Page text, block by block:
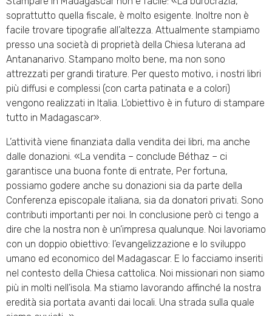
soprattutto quella fiscale, è molto esigente. Inoltre non è
facile trovare tipografie all’altezza. Attualmente stampiamo
presso una società di proprietà della Chiesa luterana ad
Antananarivo. Stampano molto bene, ma non sono
attrezzati per grandi tirature. Per questo motivo, i nostri libri
più diffusi e complessi (con carta patinata e a colori)
vengono realizzati in Italia. L’obiettivo è in futuro di stampare
tutto in Madagascar».
L’attività viene finanziata dalla vendita dei libri, ma anche
dalle donazioni. «La vendita – conclude Béthaz – ci
garantisce una buona fonte di entrate, Per fortuna,
possiamo godere anche su donazioni sia da parte della
Conferenza episcopale italiana, sia da donatori privati. Sono
contributi importanti per noi. In conclusione però ci tengo a
dire che la nostra non è un’impresa qualunque. Noi lavoriamo
con un doppio obiettivo: l’evangelizzazione e lo sviluppo
umano ed economico del Madagascar. E lo facciamo inseriti
nel contesto della Chiesa cattolica. Noi missionari non siamo
più in molti nell’isola. Ma stiamo lavorando affinché la nostra
eredità sia portata avanti dai locali. Una strada sulla quale